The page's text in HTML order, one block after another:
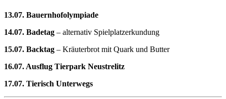
13.07. Bauernhofolympiade
14.07. Badetag – alternativ Spielplatzerkundung
15.07. Backtag – Kräuterbrot mit Quark und Butter
16.07. Ausflug Tierpark Neustrelitz
17.07. Tierisch Unterwegs